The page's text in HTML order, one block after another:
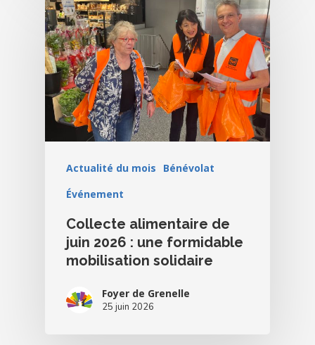
Actualité du mois
Bénévolat
Événement
Collecte alimentaire de
juin 2026 : une formidable
mobilisation solidaire
Foyer de Grenelle
25 juin 2026